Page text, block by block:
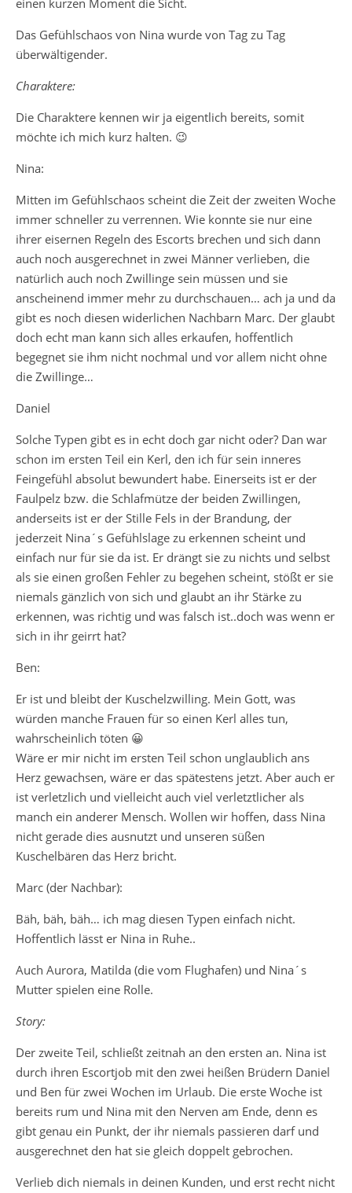
einen kurzen Moment die Sicht.
Das Gefühlschaos von Nina wurde von Tag zu Tag
überwältigender.
Charaktere:
Die Charaktere kennen wir ja eigentlich bereits, somit
möchte ich mich kurz halten. 😉
Nina:
Mitten im Gefühlschaos scheint die Zeit der zweiten Woche
immer schneller zu verrennen. Wie konnte sie nur eine
ihrer eisernen Regeln des Escorts brechen und sich dann
auch noch ausgerechnet in zwei Männer verlieben, die
natürlich auch noch Zwillinge sein müssen und sie
anscheinend immer mehr zu durchschauen… ach ja und da
gibt es noch diesen widerlichen Nachbarn Marc. Der glaubt
doch echt man kann sich alles erkaufen, hoffentlich
begegnet sie ihm nicht nochmal und vor allem nicht ohne
die Zwillinge…
Daniel
Solche Typen gibt es in echt doch gar nicht oder? Dan war
schon im ersten Teil ein Kerl, den ich für sein inneres
Feingefühl absolut bewundert habe. Einerseits ist er der
Faulpelz bzw. die Schlafmütze der beiden Zwillingen,
anderseits ist er der Stille Fels in der Brandung, der
jederzeit Nina´s Gefühlslage zu erkennen scheint und
einfach nur für sie da ist. Er drängt sie zu nichts und selbst
als sie einen großen Fehler zu begehen scheint, stößt er sie
niemals gänzlich von sich und glaubt an ihr Stärke zu
erkennen, was richtig und was falsch ist..doch was wenn er
sich in ihr geirrt hat?
Ben:
Er ist und bleibt der Kuschelzwilling. Mein Gott, was
würden manche Frauen für so einen Kerl alles tun,
wahrscheinlich töten 😀
Wäre er mir nicht im ersten Teil schon unglaublich ans
Herz gewachsen, wäre er das spätestens jetzt. Aber auch er
ist verletzlich und vielleicht auch viel verletztlicher als
manch ein anderer Mensch. Wollen wir hoffen, dass Nina
nicht gerade dies ausnutzt und unseren süßen
Kuschelbären das Herz bricht.
Marc (der Nachbar):
Bäh, bäh, bäh… ich mag diesen Typen einfach nicht.
Hoffentlich lässt er Nina in Ruhe..
Auch Aurora, Matilda (die vom Flughafen) und Nina´s
Mutter spielen eine Rolle.
Story:
Der zweite Teil, schließt zeitnah an den ersten an. Nina ist
durch ihren Escortjob mit den zwei heißen Brüdern Daniel
und Ben für zwei Wochen im Urlaub. Die erste Woche ist
bereits rum und Nina mit den Nerven am Ende, denn es
gibt genau ein Punkt, der ihr niemals passieren darf und
ausgerechnet den hat sie gleich doppelt gebrochen.
Verlieb dich niemals in deinen Kunden, und erst recht nicht